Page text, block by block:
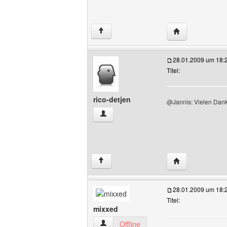
↑ Website dieses
rico-detjen
rico-detjen Benutzer-Profile anzeigen
28.01.2009 um
Titel:
@Jannis: Vielen
↑ Website dieses
mixxed
mixxed Benutzer-Profile anzeigen
Offline
28.01.2009 um
Titel: